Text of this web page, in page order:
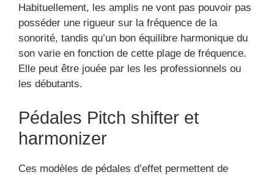
Habituellement, les amplis ne vont pas pouvoir pas
posséder une rigueur sur la fréquence de la
sonorité, tandis qu’un bon équilibre harmonique du
son varie en fonction de cette plage de fréquence.
Elle peut être jouée par les les professionnels ou
les débutants.
Pédales Pitch shifter et
harmonizer
Ces modèles de pédales d’effet permettent de